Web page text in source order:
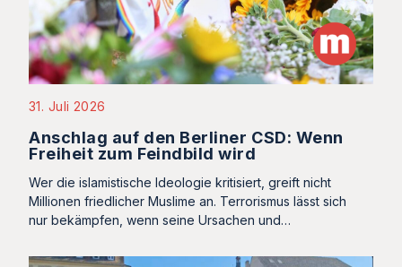
31. Juli 2026
Anschlag auf den Berliner CSD: Wenn
Freiheit zum Feindbild wird
Wer die islamistische Ideologie kritisiert, greift nicht
Millionen friedlicher Muslime an. Terrorismus lässt sich
nur bekämpfen, wenn seine Ursachen und…